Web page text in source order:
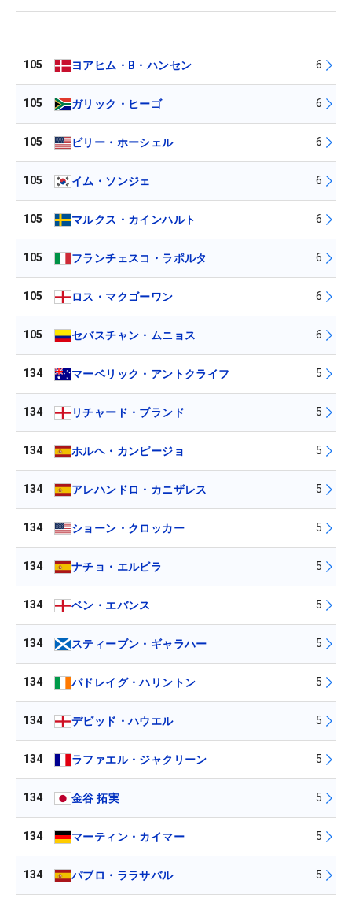
105 ヨアヒム・B・ハンセン 6
105 ガリック・ヒーゴ 6
105 ビリー・ホーシェル 6
105 イム・ソンジェ 6
105 マルクス・カインハルト 6
105 フランチェスコ・ラポルタ 6
105 ロス・マクゴーワン 6
105 セバスチャン・ムニョス 6
134 マーベリック・アントクライフ 5
134 リチャード・ブランド 5
134 ホルヘ・カンピージョ 5
134 アレハンドロ・カニザレス 5
134 ショーン・クロッカー 5
134 ナチョ・エルビラ 5
134 ベン・エバンス 5
134 スティーブン・ギャラハー 5
134 パドレイグ・ハリントン 5
134 デビッド・ハウエル 5
134 ラファエル・ジャクリーン 5
134 金谷 拓実 5
134 マーティン・カイマー 5
134 パブロ・ララサバル 5